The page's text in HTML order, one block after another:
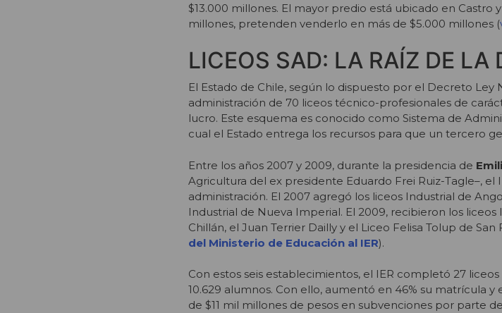
$13.000 millones. El mayor predio está ubicado en Castro
millones, pretenden venderlo en más de $5.000 millones (
LICEOS SAD: LA RAÍZ DE LA
El Estado de Chile, según lo dispuesto por el Decreto Ley
administración de 70 liceos técnico-profesionales de
lucro. Este esquema es conocido como Sistema de
cual el Estado entrega los recursos para que un tercero
Entre los años 2007 y 2009, durante la presidencia de
Agricultura del ex presidente Eduardo Frei Ruiz-Tagle–, el
administración. El 2007 agregó los liceos Industrial de
Industrial de Nueva Imperial. El 2009, recibieron los
Chillán, el Juan Terrier Dailly y el Liceo Felisa Tolup de San
del Ministerio de Educación al IER).
Con estos seis establecimientos, el IER completó 27
10.629 alumnos. Con ello, aumentó en 46% su matrícula
de $11 mil millones de pesos en subvenciones por parte